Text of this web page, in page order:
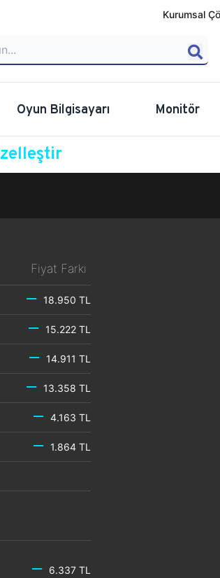
Kurumsal
Oyun Bilgisayarı Monitör
Fiyat Farkı
18.950 TL
15.222 TL
14.911 TL
13.358 TL
4.163 TL
1.864 TL
6.337 TL